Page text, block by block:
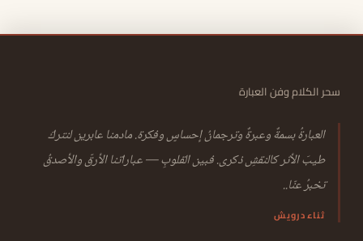
سحر الكلام وفن العبارة
العبارةُ بسمةٌ وعبرةٌ وترجمانُ إحساسٍ وفكرة. مادمنا عابرين لنتركَ
طيبَ الأثر كالنقشِ ذكرى. فبين القلوبِ — عباراتنا الأرقّ والأصدقُ
تخبرُ عنّا..
ثناء درويش